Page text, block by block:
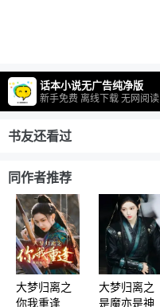
话本小说无广告纯净版
新手免费 离线下载 无网阅读
书友还看过
同作者推荐
大梦归离之
你我重逢
大梦归离之
是魔亦是神